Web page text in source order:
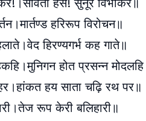
हंस! सुनूर विभाकर॥
हरिरूप विरोचन॥
हिरण्यगर्भ कह गाते॥
होत प्रसन्न
हय साता चढ़ि रथ पर॥
रूप केरी बलिहारी॥